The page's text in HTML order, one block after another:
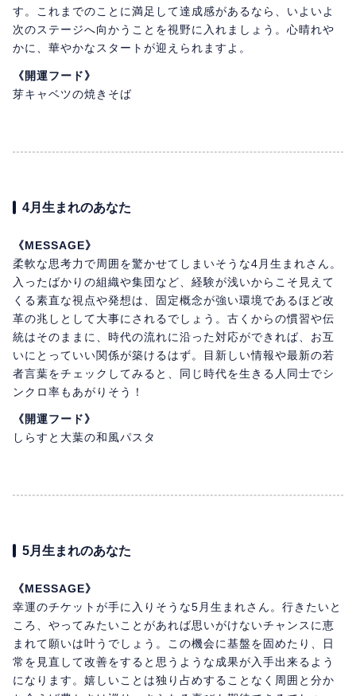
す。これまでのことに満足して達成感があるなら、いよいよ
次のステージへ向かうことを視野に入れましょう。心晴れや
かに、華やかなスタートが迎えられますよ。
《開運フード》
芽キャベツの焼きそば
4月生まれのあなた
《MESSAGE》
柔軟な思考力で周囲を驚かせてしまいそうな4月生まれさん。
入ったばかりの組織や集団など、経験が浅いからこそ見えて
くる素直な視点や発想は、固定概念が強い環境であるほど改
革の兆しとして大事にされるでしょう。古くからの慣習や伝
統はそのままに、時代の流れに沿った対応ができれば、お互
いにとっていい関係が築けるはず。目新しい情報や最新の若
者言葉をチェックしてみると、同じ時代を生きる人同士でシ
ンクロ率もあがりそう！
《開運フード》
しらすと大葉の和風パスタ
5月生まれのあなた
《MESSAGE》
幸運のチケットが手に入りそうな5月生まれさん。行きたいと
ころ、やってみたいことがあれば思いがけないチャンスに恵
まれて願いは叶うでしょう。この機会に基盤を固めたり、日
常を見直して改善をすると思うような成果が入手出来るよう
になります。嬉しいことは独り占めすることなく周囲と分か